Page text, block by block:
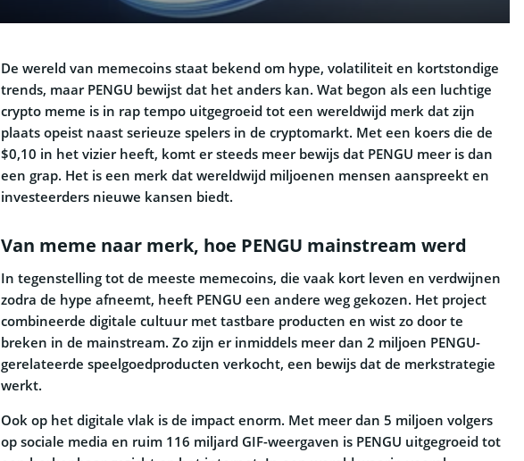
De wereld van memecoins staat bekend om hype, volatiliteit en kortstondige
trends, maar PENGU bewijst dat het anders kan. Wat begon als een luchtige
crypto meme is in rap tempo uitgegroeid tot een wereldwijd merk dat zijn
plaats opeist naast serieuze spelers in de cryptomarkt. Met een koers die de
$0,10 in het vizier heeft, komt er steeds meer bewijs dat PENGU meer is dan
een grap. Het is een merk dat wereldwijd miljoenen mensen aanspreekt en
investeerders nieuwe kansen biedt.
Van meme naar merk, hoe PENGU mainstream werd
In tegenstelling tot de meeste memecoins, die vaak kort leven en verdwijnen
zodra de hype afneemt, heeft PENGU een andere weg gekozen. Het project
combineerde digitale cultuur met tastbare producten en wist zo door te
breken in de mainstream. Zo zijn er inmiddels meer dan 2 miljoen PENGU-
gerelateerde speelgoedproducten verkocht, een bewijs dat de merkstrategie
werkt.
Ook op het digitale vlak is de impact enorm. Met meer dan 5 miljoen volgers
op sociale media en ruim 116 miljard GIF-weergaven is PENGU uitgegroeid tot